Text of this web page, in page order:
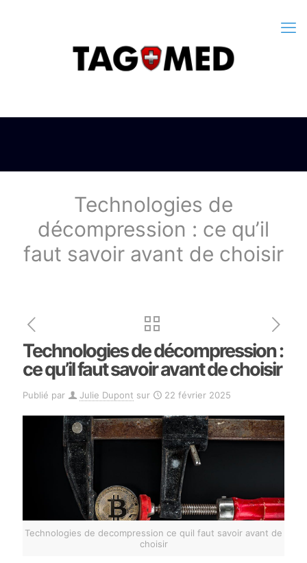
Technologies de
décompression : ce qu’il
faut savoir avant de choisir
Technologies de décompression :
ce qu’il faut savoir avant de choisir
Publié par Julie Dupont sur 22 février 2025
Technologies de decompression ce quil faut savoir avant de
choisir